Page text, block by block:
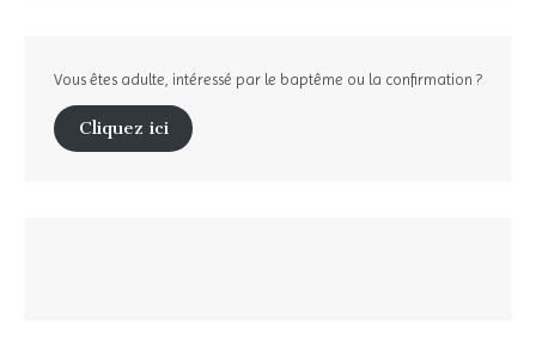
Vous êtes adulte, intéressé par le baptême ou la confirmation ?
Cliquez ici